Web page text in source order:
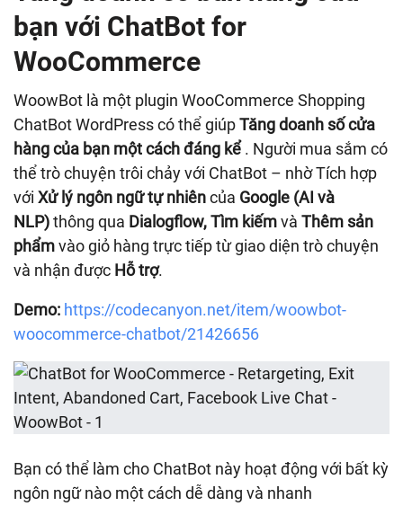
bạn với ChatBot for
WooCommerce
WoowBot là một plugin WooCommerce Shopping
ChatBot WordPress có thể giúpTăng doanh số cửa
hàng của bạn một cách đáng kể. Người mua sắm có
thể trò chuyện trôi chảy với ChatBot – nhờ Tích hợp
với Xử lý ngôn ngữ tự nhiêncủa Google (AI và
NLP)thông qua Dialogflow,Tìm kiếmvà Thêm sản
phẩmvào giỏ hàng trực tiếp từ giao diện trò chuyện
và nhận được Hỗ trợ.
Demo: https://codecanyon.net/item/woowbot-
woocommerce-chatbot/21426656
Bạn có thể làm cho ChatBot này hoạt động với bất kỳ
ngôn ngữ nào một cách dễ dàng và nhanh